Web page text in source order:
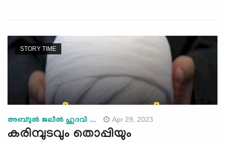
STORY TIME
അബ്ദുല്‍ ജലീല്‍ ഹുദവി ... Apr 29, 2023
കരിമ്പുടവും തൊപ്പിയും